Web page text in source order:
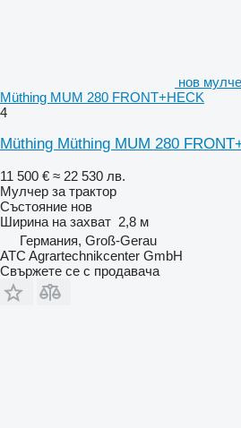
нов
Müthing MUM 280 FRONT+HECK
4
Müthing Müthing MUM 280
11 500 € ≈ 22 530 лв.
Мулчер за трактор
Състояние нов
Ширина на захват 2,8 м
Германия, Groß-Gerau
ATC Agrartechnikcenter GmbH
Свържете се с продавача